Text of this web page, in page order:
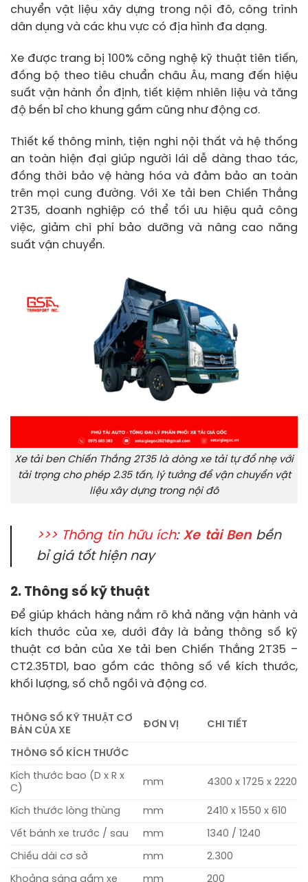
chuyển vật liệu xây dựng trong nội đô, công trình
dân dụng và các khu vực có địa hình đa dạng.
Xe được trang bị 100% công nghệ kỹ thuật tiên tiến,
đồng bộ theo tiêu chuẩn châu Âu, mang đến hiệu
suất vận hành ổn định, tiết kiệm nhiên liệu và tăng
độ bền bỉ cho khung gầm cũng như động cơ.
Thiết kế thông minh, tiện nghi nội thất và hệ thống
an toàn hiện đại giúp người lái dễ dàng thao tác,
đồng thời bảo vệ hàng hóa và đảm bảo an toàn
trên mọi cung đường. Với Xe tải ben Chiến Thắng
2T35, doanh nghiệp có thể tối ưu hiệu quả công
việc, giảm chi phí bảo dưỡng và nâng cao năng
suất vận chuyển.
Xe tải ben Chiến Thắng 2T35 là dòng xe tải tự đổ nhẹ với
tải trọng cho phép 2.35 tấn, lý tưởng để vận chuyển vật
liệu xây dựng trong nội đô
>>> Thông tin hữu ích: Xe tải Benbền
bỉ giá tốt hiện nay
2. Thông số kỹ thuật
Để giúp khách hàng nắm rõ khả năng vận hành và
kích thước của xe, dưới đây là bảng thông số kỹ
thuật cơ bản của Xe tải ben Chiến Thắng 2T35 –
CT2.35TD1, bao gồm các thông số về kích thước,
khối lượng, số chỗ ngồi và động cơ.
THÔNG SỐ KỸ THUẬT CƠ
BẢN CỦA XE
ĐƠN VỊ CHI TIẾT
THÔNG SỐ KÍCH THƯỚC
Kích thước bao (D x R x
C)
mm 4300 x 1725 x 2220
Kích thước lòng thùng mm 2410 x 1550 x 610
Vết bánh xe trước / sau mm 1340 / 1240
Chiều dài cơ sở mm 2.300
Khoảng sáng gầm xe mm 200